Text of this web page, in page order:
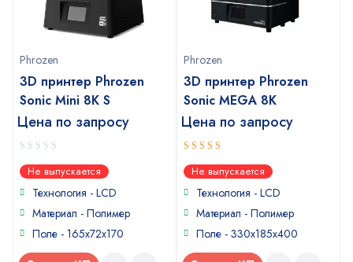
Phrozen
3D принтер Phrozen
Sonic Mini 8K S
Цена по запросу
0
out
of
Не выпускается
Технология - LCD
Материал - Полимер
Поле - 165x72x170
Phrozen
3D принтер Phrozen
Sonic MEGA 8K
Цена по запросу
5out of 5
Не выпускается
Технология - LCD
Материал - Полимер
Поле - 330x185x400